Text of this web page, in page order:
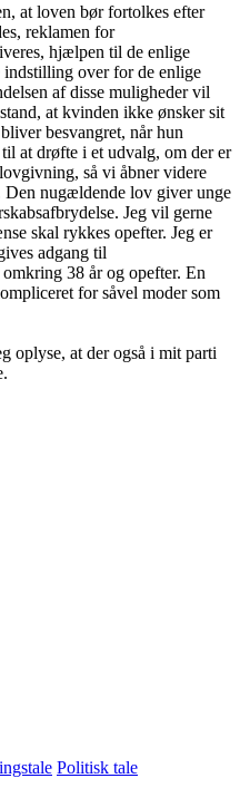
at loven bør fortolkes efter
reklamen for
hjælpen til de enlige
indstilling over for de enlige
af disse muligheder vil
at kvinden ikke ønsker sit
besvangret, når hun
at drøfte i et udvalg, om der er
så vi åbner videre
Den nugældende lov giver unge
Jeg vil gerne
skal rykkes opefter. Jeg er
adgang til
38 år og opefter. En
for såvel moder som
oplyse, at der også i mit parti
Politisk tale